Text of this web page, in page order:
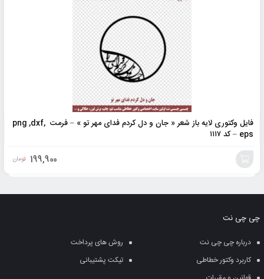
فایل وکتوری لایه باز شعر « جان و دل کردم فدای مهر تو » – فرمت png ,dxf,
eps – کد ۱۱۱۷
199,900 تومان
سبد
چی چی نت
درباره چی چی نت
روش های پرداخت
کاربرد وکتور خطاطی
تیکت پشتیبانی